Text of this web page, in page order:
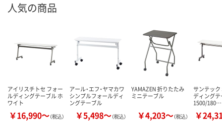
人気の商品
アイリスチトセ フォー
ルディングテーブル ホ
ワイト
￥16,990～（税込）
アール・エフ・ヤマカワ
シンプルフォールディ
ングテーブル
￥5,498～（税込）
YAMAZEN 折りたたみ
ミニテーブル
￥4,203～（税込）
サンテック
ディング
1500/180…
￥